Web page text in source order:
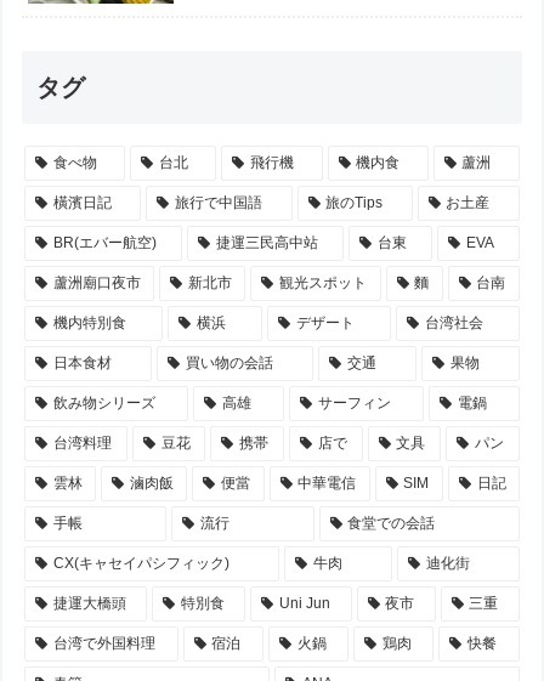
タグ
食べ物 台北 飛行機 機内食 蘆洲
橫濱日記 旅行で中国語 旅のTips お土産
BR(エバー航空) 捷運三民高中站 台東 EVA
蘆洲廟口夜市 新北市 観光スポット 麵 台南
機内特別食 横浜 デザート 台湾社会
日本食材 買い物の会話 交通 果物
飲み物シリーズ 高雄 サーフィン 電鍋
台湾料理 豆花 携帯 店で 文具 パン
雲林 滷肉飯 便當 中華電信 SIM 日記
手帳 流行 食堂での会話
CX(キャセイパシフィック) 牛肉 迪化街
捷運大橋頭 特別食 Uni Jun 夜市 三重
台湾で外国料理 宿泊 火鍋 鶏肉 快餐